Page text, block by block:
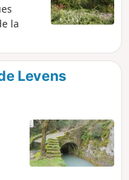
la
Levens